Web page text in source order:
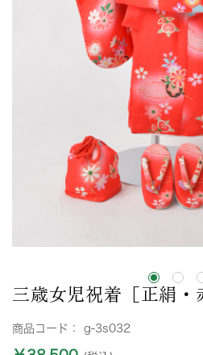
三歳女児祝着［正絹・
商品コード： g-3s032